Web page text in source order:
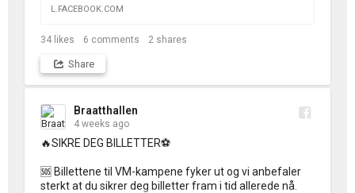
L.FACEBOOK.COM
34 likes 6 comments 2 shares
Share
Braatthallen
4 weeks ago
🔥SIKRE DEG BILLETTER⚽️
🆘 Billettene til VM-kampene fyker ut og vi anbefaler
sterkt at du sikrer deg billetter fram i tid allerede nå.